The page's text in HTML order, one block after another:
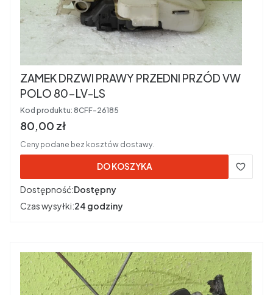
ZAMEK DRZWI PRAWY PRZEDNI PRZÓD VW
POLO 80-LV-LS
Kod produktu: 8CFF-26185
Cena brutto
80,00 zł
Ceny podane bez kosztów dostawy.
DO KOSZYKA
Dostępność:Dostępny
Czas wysyłki:24 godziny